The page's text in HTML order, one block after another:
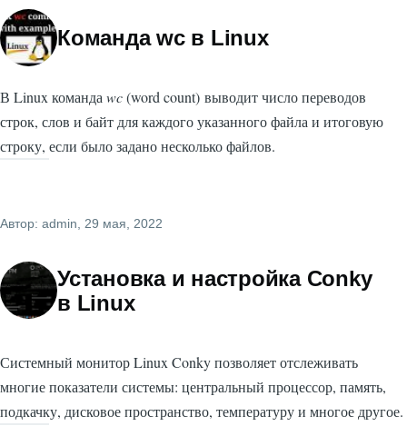
Команда wc в Linux
В Linux команда wc(word count) выводит число переводов
строк, слов и байт для каждого указанного файла и итоговую
строку, если было задано несколько файлов.
Автор: admin , 29 мая, 2022
Установка и настройка Conky
в Linux
Системный монитор Linux Conky позволяет отслеживать
многие показатели системы: центральный процессор, память,
подкачку, дисковое пространство, температуру и многое другое.